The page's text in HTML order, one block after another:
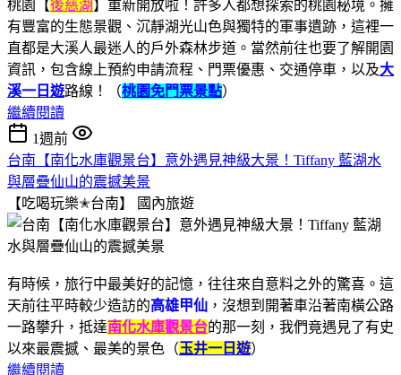
桃園【後慈湖 】重新開放啦！許多人都想探索的桃園秘境。擁
有豐富的生態景觀、沉靜湖光山色與獨特的軍事遺跡，這裡一
直都是大溪人最迷人的戶外森林步道。當然前往也要了解開園
資訊，包含線上預約申請流程、門票優惠、交通停車，以及大
溪一日遊路線！（桃園免門票景點）
繼續閱讀
1週前
台南【南化水庫觀景台】意外遇見神級大景！Tiffany 藍湖水
與層疊仙山的震撼美景
【吃喝玩樂✭台南】
國內旅遊
有時候，旅行中最美好的記憶，往往來自意料之外的驚喜。這
天前往平時較少造訪的高雄甲仙 ，沒想到開著車沿著南橫公路
一路攀升，抵達南化水庫觀景台的那一刻，我們竟遇見了有史
以來最震撼、最美的景色（玉井一日遊）
繼續閱讀